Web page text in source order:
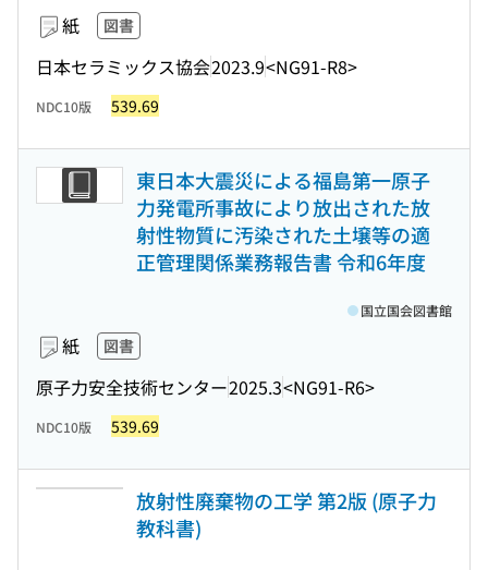
紙 図書
日本セラミックス協会2023.9<NG91-R8>
NDC10版 539.69
東日本大震災による福島第一原子
力発電所事故により放出された放
射性物質に汚染された土壌等の適
正管理関係業務報告書 令和6年度
紙 図書
原子力安全技術センター2025.3<NG91-R6>
国立国会図書館
NDC10版 539.69
放射性廃棄物の工学 第2版 (原子力
教科書)